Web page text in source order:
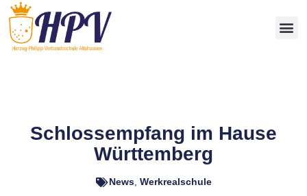
Schlossempfang im Hause
Württemberg
News, Werkrealschule